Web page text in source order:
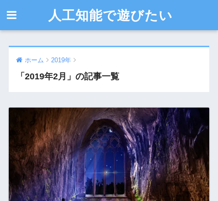
人工知能で遊びたい
ホーム 2019年
「2019年2月」の記事一覧